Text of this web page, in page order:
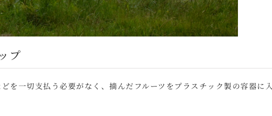
プ
を一切支払う必要がなく、摘んだフルーツをプラスチック製の容器に入